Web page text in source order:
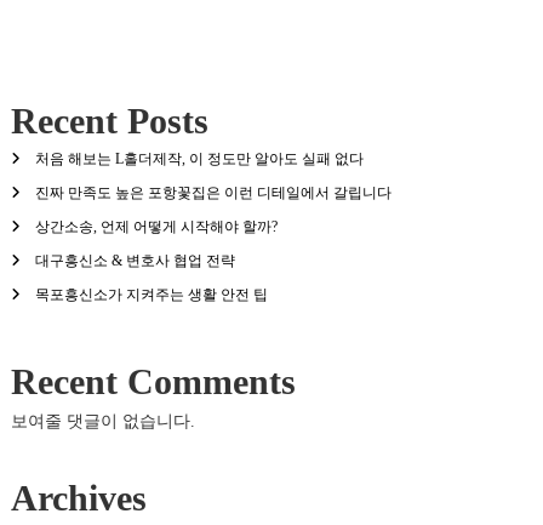
Recent Posts
처음 해보는 L홀더제작, 이 정도만 알아도 실패 없다
진짜 만족도 높은 포항꽃집은 이런 디테일에서 갈립니다
상간소송, 언제 어떻게 시작해야 할까?
대구흥신소 & 변호사 협업 전략
목포흥신소가 지켜주는 생활 안전 팁
Recent Comments
보여줄 댓글이 없습니다.
Archives